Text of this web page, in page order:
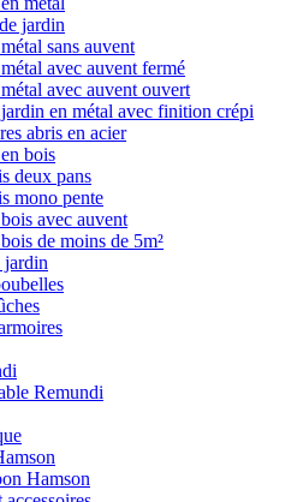
jardin
sans auvent
avec auvent fermé
avec auvent ouvert
en métal avec finition crépi
abris en acier
bois
deux pans
mono pente
avec auvent
de moins de 5m²
jardin
Remundi
Hamson